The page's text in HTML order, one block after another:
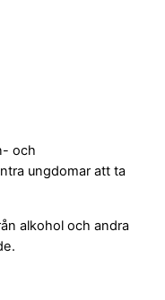
och
ungdomar att ta
alkohol och andra